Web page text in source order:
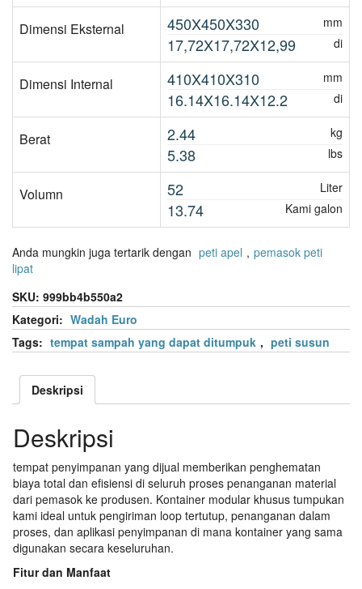
Dimensi Eksternal 450X450X330 mm
17,72X17,72X12,99 di
Dimensi Internal 410X410X310 mm
16.14X16.14X12.2 di
Berat 2.44 kg
5.38 lbs
Volumn 52 Liter
13.74 Kami galon
Anda mungkin juga tertarik dengan peti apel , pemasok peti
lipat
SKU: 999bb4b550a2
Kategori: Wadah Euro
Tags: tempat sampah yang dapat ditumpuk , peti susun
Deskripsi
Deskripsi
tempat penyimpanan yang dijual memberikan penghematan
biaya total dan efisiensi di seluruh proses penanganan material
dari pemasok ke produsen. Kontainer modular khusus tumpukan
kami ideal untuk pengiriman loop tertutup, penanganan dalam
proses, dan aplikasi penyimpanan di mana kontainer yang sama
digunakan secara keseluruhan.
Fitur dan Manfaat